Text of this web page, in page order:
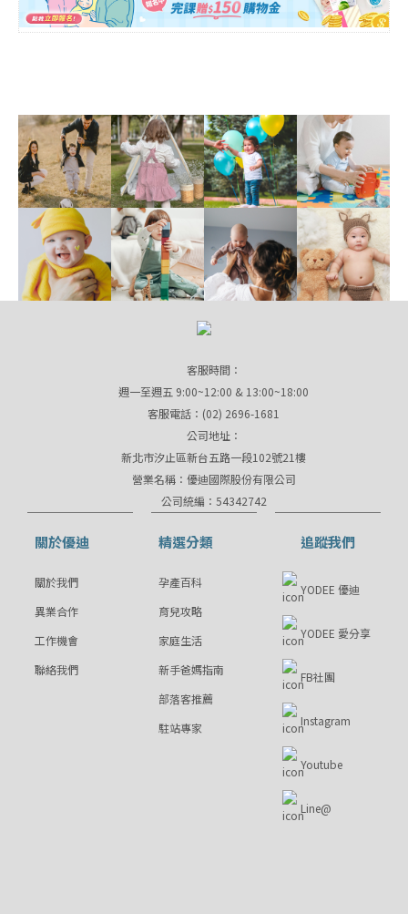
客服時間：
週一至週五 9:00~12:00 & 13:00~18:00
客服電話：(02) 2696-1681
公司地址：
新北市汐止區新台五路一段102號21樓
營業名稱：優迪國際股份有限公司
公司統編：54342742
關於優迪
關於我們
異業合作
工作機會
聯絡我們
精選分類
孕產百科
育兒攻略
家庭生活
新手爸媽指南
部落客推薦
駐站專家
追蹤我們
YODEE 優迪
YODEE 愛分享
FB社團
Instagram
Youtube
Line@